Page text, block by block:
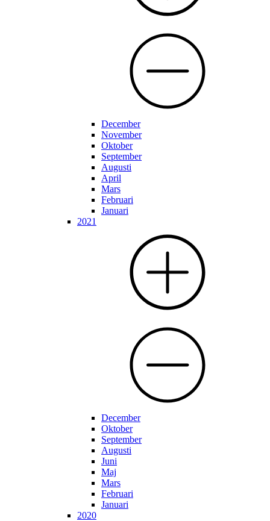
December
November
Oktober
September
Augusti
April
Mars
Februari
Januari
2021
December
Oktober
September
Augusti
Juni
Maj
Mars
Februari
Januari
2020